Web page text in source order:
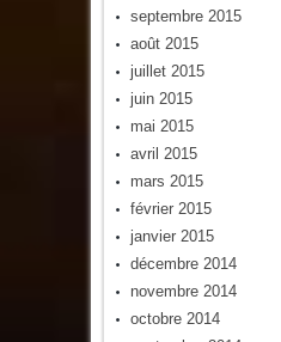
septembre 2015
août 2015
juillet 2015
juin 2015
mai 2015
avril 2015
mars 2015
février 2015
janvier 2015
décembre 2014
novembre 2014
octobre 2014